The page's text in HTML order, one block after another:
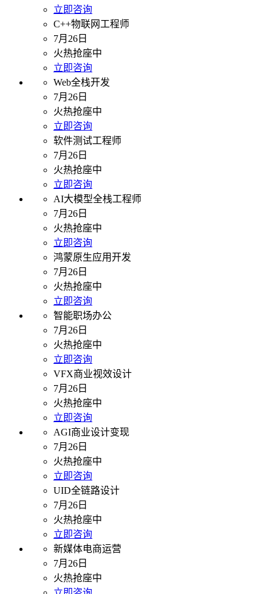
立即咨询
C++物联网工程师
7月26日
火热抢座中
立即咨询
Web全栈开发
7月26日
火热抢座中
立即咨询
软件测试工程师
7月26日
火热抢座中
立即咨询
AI大模型全栈工程师
7月26日
火热抢座中
立即咨询
鸿蒙原生应用开发
7月26日
火热抢座中
立即咨询
智能职场办公
7月26日
火热抢座中
立即咨询
VFX商业视效设计
7月26日
火热抢座中
立即咨询
AGI商业设计变现
7月26日
火热抢座中
立即咨询
UID全链路设计
7月26日
火热抢座中
立即咨询
新媒体电商运营
7月26日
火热抢座中